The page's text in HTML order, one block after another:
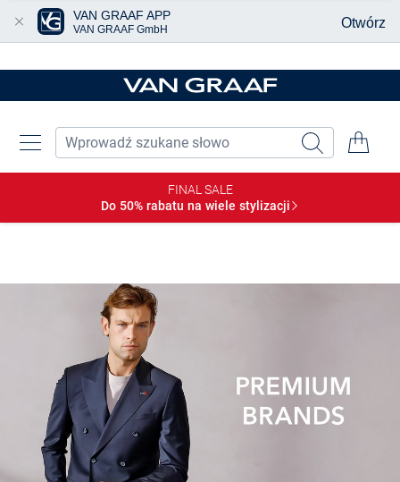
FINAL SALE
Do 50% rabatu na wiele stylizacji
VAN GRAAF APP
VAN GRAAF GmbH Otwórz